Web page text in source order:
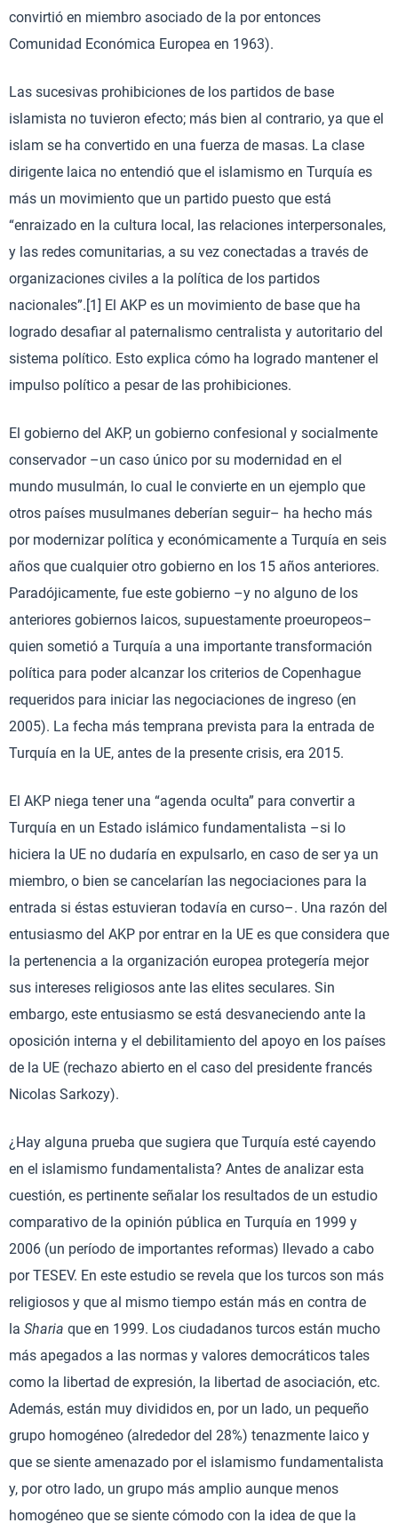
convirtió en miembro asociado de la por entonces
Comunidad Económica Europea en 1963).
Las sucesivas prohibiciones de los partidos de base
islamista no tuvieron efecto; más bien al contrario, ya que el
islam se ha convertido en una fuerza de masas. La clase
dirigente laica no entendió que el islamismo en Turquía es
más un movimiento que un partido puesto que está
“enraizado en la cultura local, las relaciones interpersonales,
y las redes comunitarias, a su vez conectadas a través de
organizaciones civiles a la política de los partidos
nacionales”.[1] El AKP es un movimiento de base que ha
logrado desafiar al paternalismo centralista y autoritario del
sistema político. Esto explica cómo ha logrado mantener el
impulso político a pesar de las prohibiciones.
El gobierno del AKP, un gobierno confesional y socialmente
conservador –un caso único por su modernidad en el
mundo musulmán, lo cual le convierte en un ejemplo que
otros países musulmanes deberían seguir– ha hecho más
por modernizar política y económicamente a Turquía en seis
años que cualquier otro gobierno en los 15 años anteriores.
Paradójicamente, fue este gobierno –y no alguno de los
anteriores gobiernos laicos, supuestamente proeuropeos–
quien sometió a Turquía a una importante transformación
política para poder alcanzar los criterios de Copenhague
requeridos para iniciar las negociaciones de ingreso (en
2005). La fecha más temprana prevista para la entrada de
Turquía en la UE, antes de la presente crisis, era 2015.
El AKP niega tener una “agenda oculta” para convertir a
Turquía en un Estado islámico fundamentalista –si lo
hiciera la UE no dudaría en expulsarlo, en caso de ser ya un
miembro, o bien se cancelarían las negociaciones para la
entrada si éstas estuvieran todavía en curso–. Una razón del
entusiasmo del AKP por entrar en la UE es que considera que
la pertenencia a la organización europea protegería mejor
sus intereses religiosos ante las elites seculares. Sin
embargo, este entusiasmo se está desvaneciendo ante la
oposición interna y el debilitamiento del apoyo en los países
de la UE (rechazo abierto en el caso del presidente francés
Nicolas Sarkozy).
¿Hay alguna prueba que sugiera que Turquía esté cayendo
en el islamismo fundamentalista? Antes de analizar esta
cuestión, es pertinente señalar los resultados de un estudio
comparativo de la opinión pública en Turquía en 1999 y
2006 (un período de importantes reformas) llevado a cabo
por TESEV. En este estudio se revela que los turcos son más
religiosos y que al mismo tiempo están más en contra de
la Sharia que en 1999. Los ciudadanos turcos están mucho
más apegados a las normas y valores democráticos tales
como la libertad de expresión, la libertad de asociación, etc.
Además, están muy divididos en, por un lado, un pequeño
grupo homogéneo (alrededor del 28%) tenazmente laico y
que se siente amenazado por el islamismo fundamentalista
y, por otro lado, un grupo más amplio aunque menos
homogéneo que se siente cómodo con la idea de que la